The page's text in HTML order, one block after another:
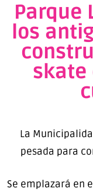
Parque
los
skate
La
pesada para
Se emplazará en